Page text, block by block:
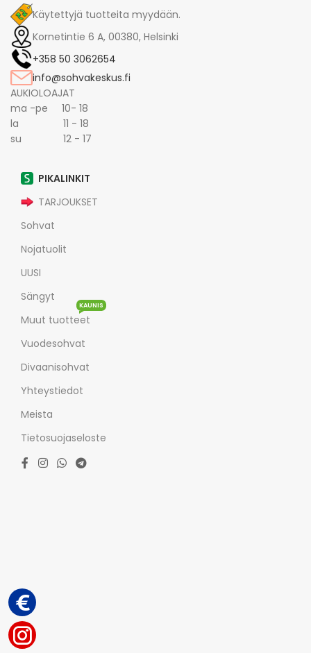
Käytettyjä tuotteita myydään.
Kornetintie 6 A, 00380, Helsinki
+358 50 3062654
info@sohvakeskus.fi
AUKIOLOAJAT
ma -pe 10- 18
la 11 - 18
su 12 - 17
PIKALINKIT
TARJOUKSET
Sohvat
Nojatuolit
UUSI
Sängyt
Muut tuotteet
KAUNIS
Vuodesohvat
Divaanisohvat
Yhteystiedot
Meista
Tietosuojaseloste